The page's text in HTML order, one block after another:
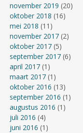
november 2019 (20)
oktober 2018 (16)
mei 2018 (11)
november 2017 (2)
oktober 2017 (5)
september 2017 (6)
april 2017 (1)
maart 2017 (1)
oktober 2016 (13)
september 2016 (1)
augustus 2016 (1)
juli 2016 (4)
juni 2016 (1)